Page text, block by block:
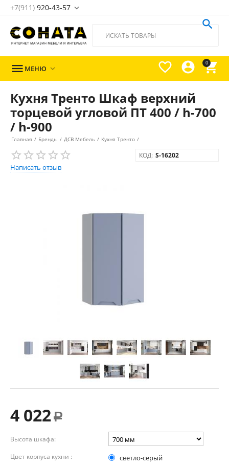
+7(911) 920-43-57 
0




 МЕНЮ 
Кухня Тренто Шкаф верхний
торцевой угловой ПТ 400 / h-700
/ h-900
Главная / Бренды / ДСВ Мебель / Кухня Тренто /
Написать отзыв
КОД: S-16202
4 022 Р
Высота шкафа:
Цвет корпуса кухни :
светло-серый